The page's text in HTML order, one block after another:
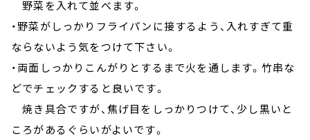
野菜を入れて並べます。
・野菜がしっかりフライパンに接するよう、入れすぎて重
ならないよう気をつけて下さい。
・両面しっかりこんがりとするまで火を通します。竹串な
どでチェックすると良いです。
焼き具合ですが、焦げ目をしっかりつけて、少し黒いと
ころがあるぐらいがよいです。